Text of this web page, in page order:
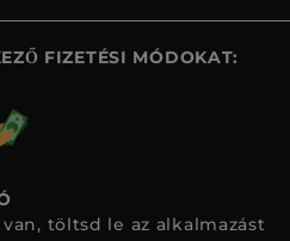
FIZETÉSI MÓDOKAT:
töltsd le az alkalmazást